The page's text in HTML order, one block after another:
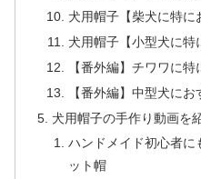
犬用帽子【柴犬に特に
犬用帽子【小型犬に特
【番外編】チワワに
【番外編】中型犬に
犬用帽子の手作り動画を
ハンドメイド初心者に
ット帽